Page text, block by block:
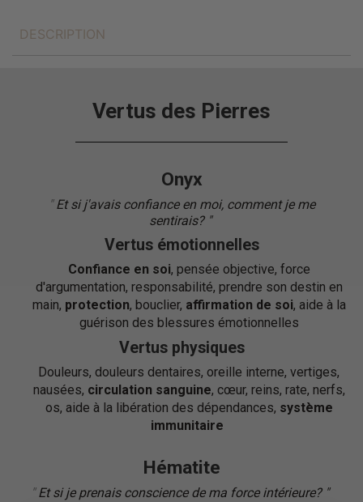
DESCRIPTION
Vertus des Pierres
Onyx
"Et si j'avais confiance en moi, comment je me
sentirais? ""
Vertus émotionnelles
Confiance en soi, pensée objective, force
d'argumentation, responsabilité, prendre son destin en
main, protection, bouclier, affirmation de soi, aide à la
guérison des blessures émotionnelles
Vertus physiques
Douleurs, douleurs dentaires, oreille interne, vertiges,
nausées, circulation sanguine, cœur, reins, rate, nerfs,
os, aide à la libération des dépendances, système
immunitaire
Hématite
"Et si je prenais conscience de ma force intérieure? ""